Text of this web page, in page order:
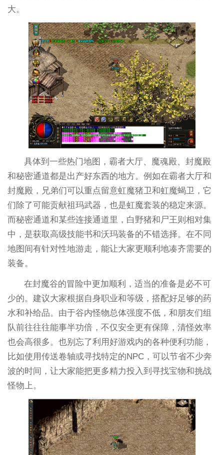
大。
具体到一些热门地图，霸者大厅、魔魂殿、封魔殿
和秘密通道都是出产好东西的地方。例如在霸者大厅和
封魔殿，兄弟们可以重点留意虹魔猪卫和虹魔蝎卫，它
们除了可能贡献祖玛武器，也是虹魔套装的稳定来源。
而秘密通道和某些连接通道里，白野猪和尸王则相对集
中，是获取高级技能书和沃玛装备的不错选择。在不同
地图间有针对性地游走，能让大家更顺利地凑齐需要的
装备。
在封魔谷的冒险中更加顺利，适当的准备是必不可
少的。建议大家根据自身职业和等级，搭配好足够的药
水和补给品。由于谷内怪物总体强度不低，和朋友们组
队前往往往能事半功倍，不仅安全更有保障，清怪效率
也会高很多。也别忘了利用好游戏内的各种便利功能，
比如使用传送卷轴或寻找特定的NPC，可以节省不少奔
波的时间，让大家能把更多精力投入到寻找宝物和挑战
怪物上。